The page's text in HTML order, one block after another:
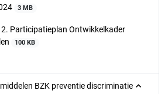
3 MB
2. Participatieplan Ontwikkelkader
100 KB
BZK preventie discriminatie